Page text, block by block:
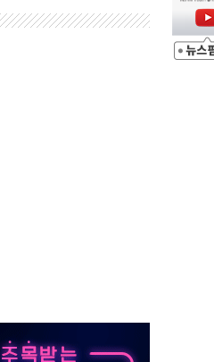
"
듯
어"
구체화
그마·앱러빈↓
·샌디스크↓